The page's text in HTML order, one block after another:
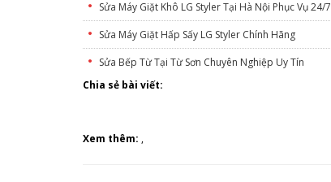
Sửa Máy Giặt Khô LG Styler Tại Hà Nội Phục Vụ 24/7
Sửa Máy Giặt Hấp Sấy LG Styler Chính Hãng
Sửa Bếp Từ Tại Từ Sơn Chuyên Nghiệp Uy Tín
Chia sẻ bài viết:
Xem thêm: ,